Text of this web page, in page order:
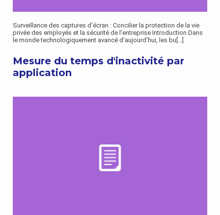
Surveillance des captures d'écran : Concilier la protection de la vie
privée des employés et la sécurité de l'entreprise Introduction Dans
le monde technologiquement avancé d'aujourd'hui, les bu [...]
Mesure du temps d'inactivité par
application